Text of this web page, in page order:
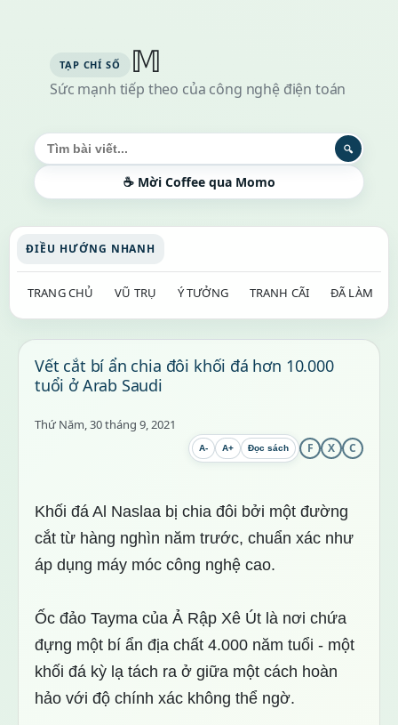
𝕄
Sức mạnh tiếp theo của công nghệ điện toán
Tìm kiếm bài viết 🔍
☕ Mời Coffee qua Momo
ĐIỀU HƯỚNG NHANH
TRANG CHỦ VŨ TRỤ Ý TƯỞNG TRANH CÃI ĐÃ LÀM
Vết cắt bí ẩn chia đôi khối đá hơn 10.000
tuổi ở Arab Saudi
Thứ Năm, 30 tháng 9, 2021
A- A+ Đọc sách F X C
Khối đá Al Naslaa bị chia đôi bởi một đường
cắt từ hàng nghìn năm trước, chuẩn xác như
áp dụng máy móc công nghệ cao.
Ốc đảo Tayma của Ả Rập Xê Út là nơi chứa
đựng một bí ẩn địa chất 4.000 năm tuổi - một
khối đá kỳ lạ tách ra ở giữa một cách hoàn
hảo với độ chính xác không thể ngờ.